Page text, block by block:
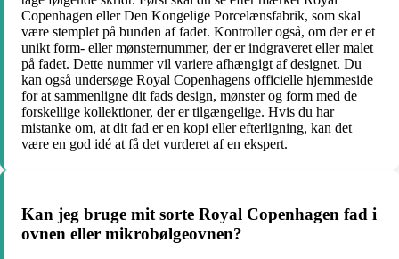
Copenhagen eller Den Kongelige Porcelænsfabrik, som skal
være stemplet på bunden af fadet. Kontroller også, om der er et
unikt form- eller mønsternummer, der er indgraveret eller malet
på fadet. Dette nummer vil variere afhængigt af designet. Du
kan også undersøge Royal Copenhagens officielle hjemmeside
for at sammenligne dit fads design, mønster og form med de
forskellige kollektioner, der er tilgængelige. Hvis du har
mistanke om, at dit fad er en kopi eller efterligning, kan det
være en god idé at få det vurderet af en ekspert.
Kan jeg bruge mit sorte Royal Copenhagen fad i
ovnen eller mikrobølgeovnen?